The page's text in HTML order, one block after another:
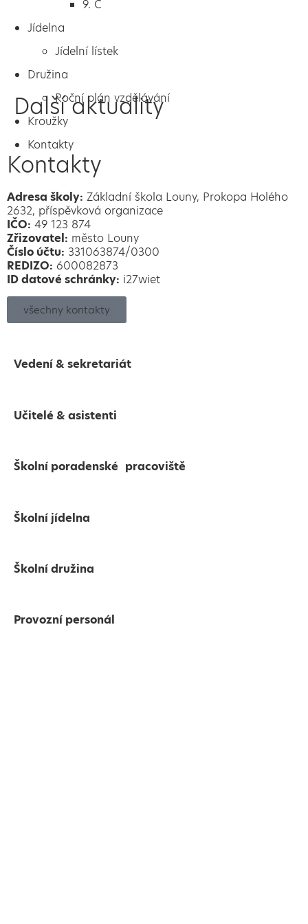
9. C
Jídelna
Jídelní lístek
Družina
Roční plán vzdělávání
Kroužky
Kontakty
Další aktuality
Kontakty
Adresa školy: Základní škola Louny, Prokopa Holého
2632, příspěvková organizace
IČO: 49 123 874
Zřizovatel: město Louny
Číslo účtu: 331063874/0300
REDIZO: 600082873
ID datové schránky: i27wiet
všechny kontakty
Vedení & sekretariát
Učitelé & asistenti
Školní poradenské pracoviště
Školní jídelna
Školní družina
Provozní personál